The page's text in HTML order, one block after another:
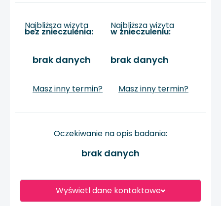
Wyświetl dane kontaktowe
Najbliższa wizyta
bez znieczulenia:
brak danych
Masz inny termin?
Najbliższa wizyta
w znieczuleniu:
brak danych
Masz inny termin?
Oczekiwanie na opis badania:
brak danych